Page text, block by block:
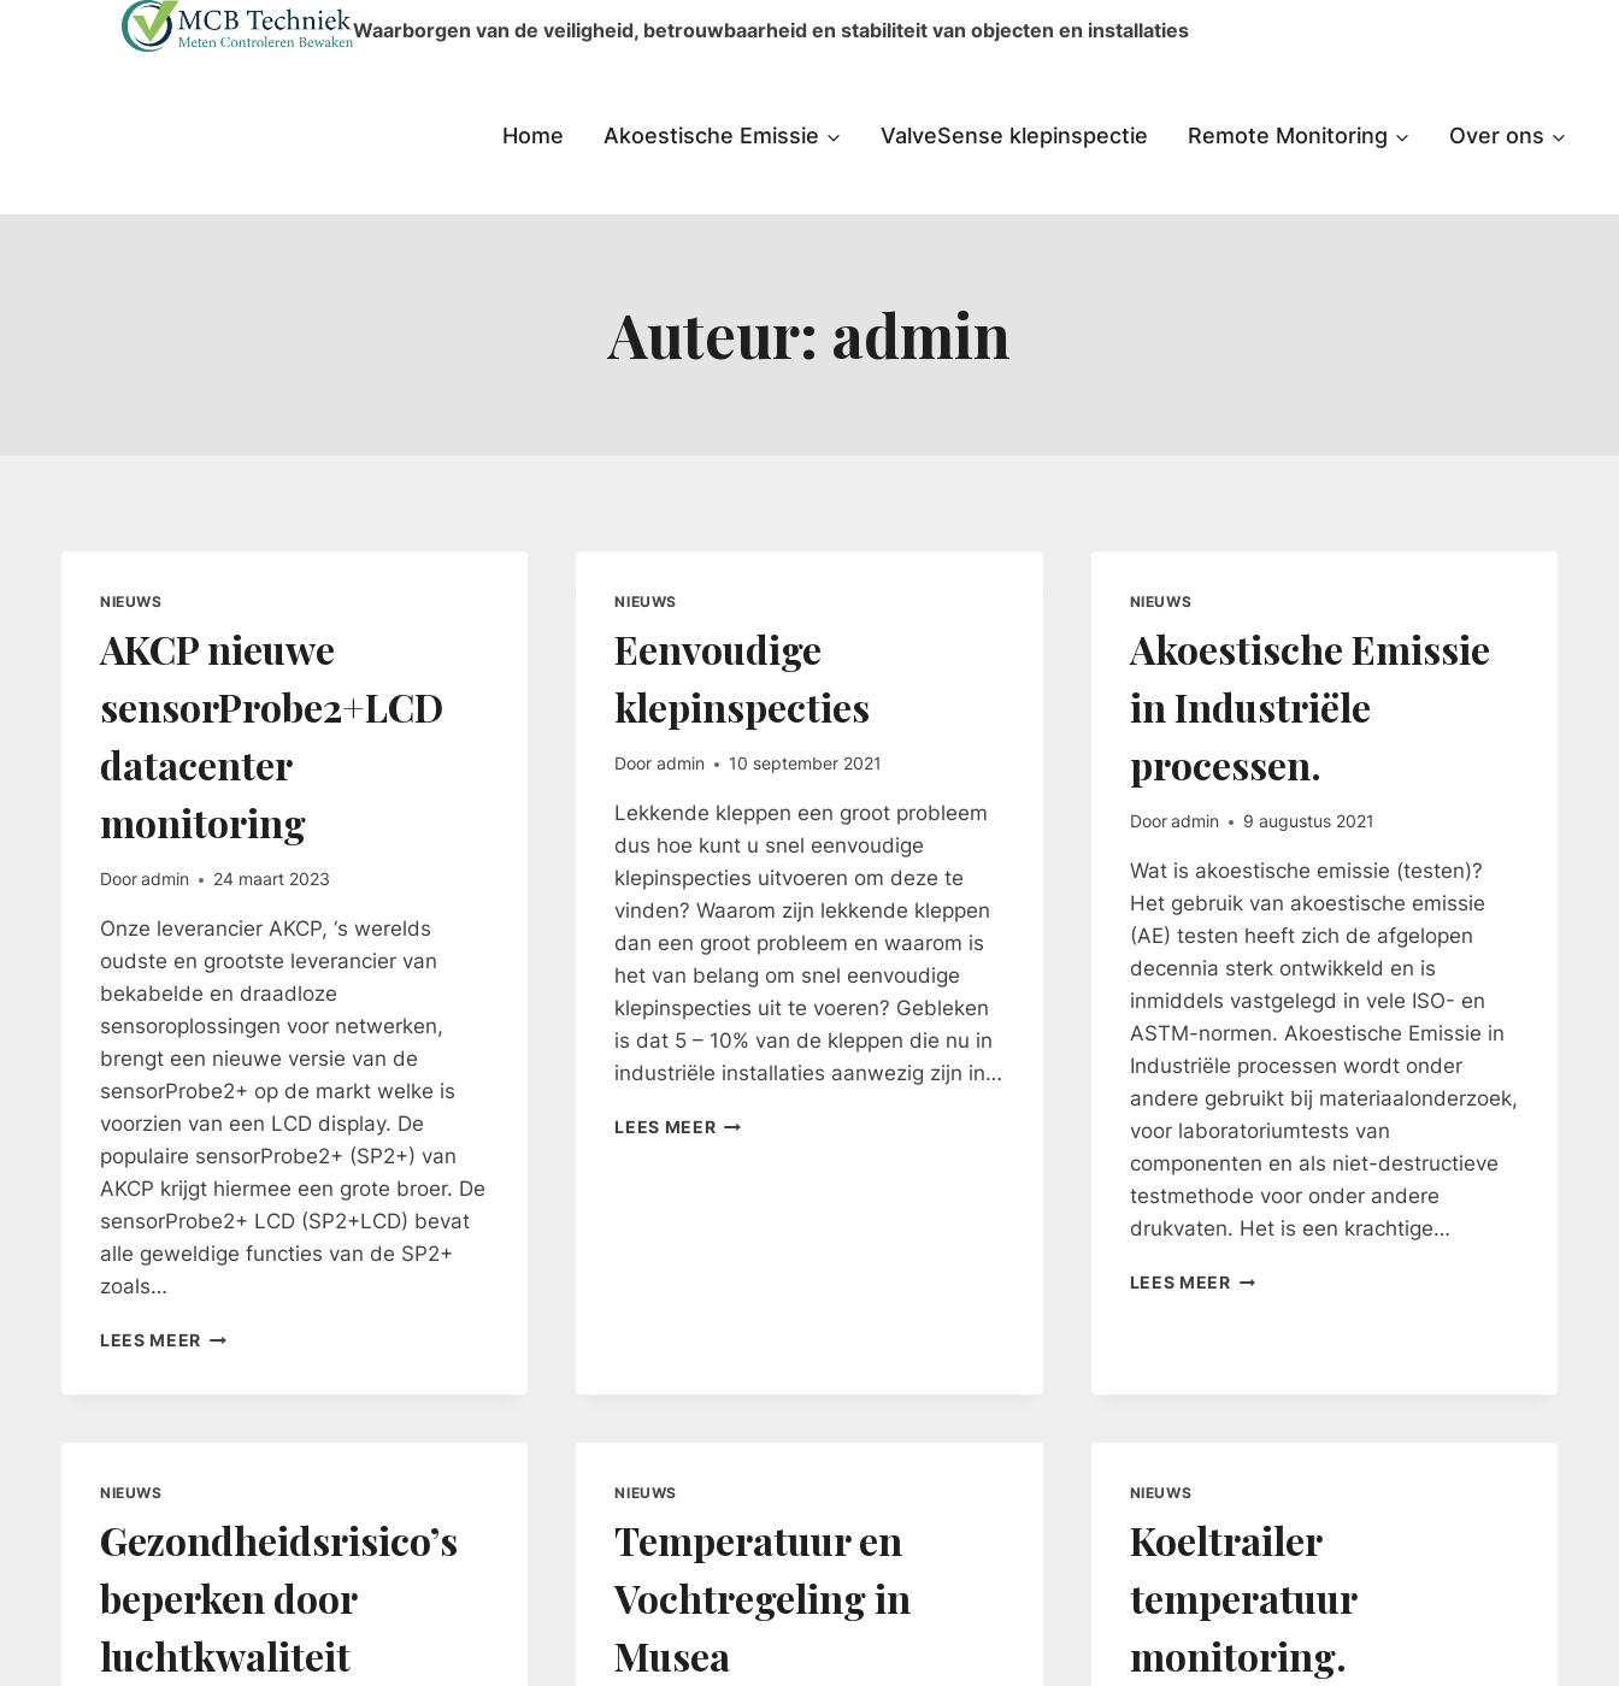
Waarborgen van de veiligheid, betrouwbaarheid en stabiliteit van objecten en installaties
Home Akoestische Emissie ValveSense klepinspectie Remote Monitoring Over ons
Auteur: admin
NIEUWS
AKCP nieuwe
sensorProbe2+LCD
datacenter
monitoring
Dooradmin 24 maart 2023
Onze leverancier AKCP, ‘s werelds
oudste en grootste leverancier van
bekabelde en draadloze
sensoroplossingen voor netwerken,
brengt een nieuwe versie van de
sensorProbe2+ op de markt welke is
voorzien van een LCD display. De
populaire sensorProbe2+ (SP2+) van
AKCP krijgt hiermee een grote broer. De
sensorProbe2+ LCD (SP2+LCD) bevat
alle geweldige functies van de SP2+
zoals…
LEES MEER AKCP
NIEUWS
Eenvoudige
klepinspecties
Door admin 10 september 2021
Lekkende kleppen een groot probleem
dus hoe kunt u snel eenvoudige
klepinspecties uitvoeren om deze te
vinden? Waarom zijn lekkende kleppen
dan een groot probleem en waarom is
het van belang om snel eenvoudige
klepinspecties uit te voeren? Gebleken
is dat 5 – 10% van de kleppen die nu in
industriële installaties aanwezig zijn in…
LEES MEEREENVOUDIGE
NIEUWS
Akoestische Emissie
in Industriële
processen.
Door admin 9 augustus 2021
Wat is akoestische emissie (testen)?
Het gebruik van akoestische emissie
(AE) testen heeft zich de afgelopen
decennia sterk ontwikkeld en is
inmiddels vastgelegd in vele ISO- en
ASTM-normen. Akoestische Emissie in
Industriële processen wordt onder
andere gebruikt bij materiaalonderzoek,
voor laboratoriumtests van
componenten en als niet-destructieve
testmethode voor onder andere
drukvaten. Het is een krachtige…
LEES MEERAKOESTISCHE
NIEUWS
Gezondheidsrisico’s
beperken door
luchtkwaliteit
NIEUWS
Temperatuur en
Vochtregeling in
Musea
NIEUWS
Koeltrailer
temperatuur
monitoring.